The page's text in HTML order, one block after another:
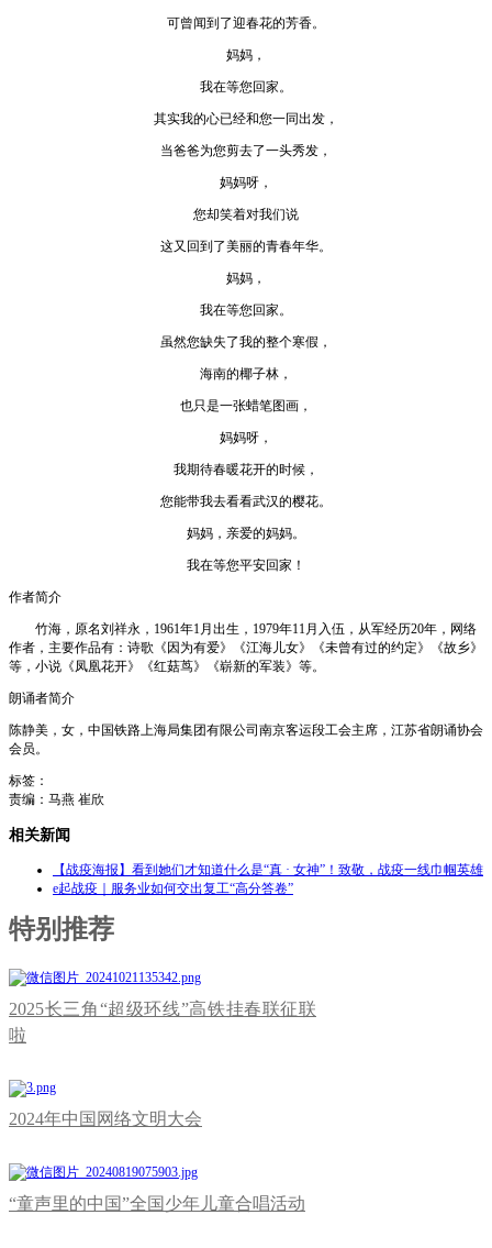
可曾闻到了迎春花的芳香。
妈妈，
我在等您回家。
其实我的心已经和您一同出发，
当爸爸为您剪去了一头秀发，
妈妈呀，
您却笑着对我们说
这又回到了美丽的青春年华。
妈妈，
我在等您回家。
虽然您缺失了我的整个寒假，
海南的椰子林，
也只是一张蜡笔图画，
妈妈呀，
我期待春暖花开的时候，
您能带我去看看武汉的樱花。
妈妈，亲爱的妈妈。
我在等您平安回家！
作者简介
竹海，原名刘祥永，1961年1月出生，1979年11月入伍，从军经历20年，网络
作者，主要作品有：诗歌《因为有爱》《江海儿女》《未曾有过的约定》《故乡》
等，小说《凤凰花开》《红菇茑》《崭新的军装》等。
朗诵者简介
陈静美，女，中国铁路上海局集团有限公司南京客运段工会主席，江苏省朗诵协会
会员。
标签：
责编：马燕 崔欣
相关新闻
【战疫海报】看到她们才知道什么是“真 · 女神”！致敬，战疫一线巾帼英雄
e起战疫｜服务业如何交出复工“高分答卷”
特别推荐
2025长三角“超级环线”高铁挂春联征联
啦
2024年中国网络文明大会
“童声里的中国”全国少年儿童合唱活动